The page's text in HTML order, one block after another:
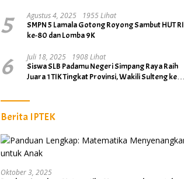
5 Agustus 4, 2025
1955 Lihat
SMPN 5 Lamala Gotong Royong Sambut HUT RI
ke-80 dan Lomba 9K
6 Juli 18, 2025
1908 Lihat
Siswa SLB Padamu Negeri Simpang Raya Raih
Juara 1 TIK Tingkat Provinsi, Wakili Sulteng ke
Berita IPTEK
Oktober 3, 2025